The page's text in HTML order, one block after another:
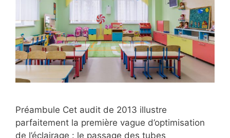
Préambule Cet audit de 2013 illustre
parfaitement la première vague d’optimisation
de l’éclairage : le passage des tubes